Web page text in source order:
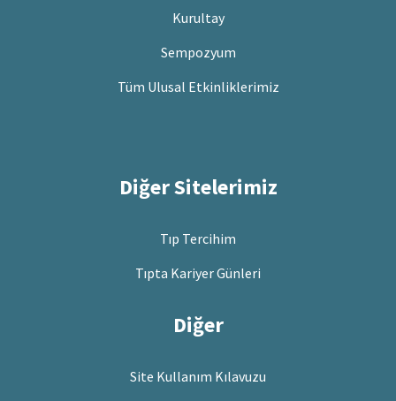
Kurultay
Sempozyum
Tüm Ulusal Etkinliklerimiz
Diğer Sitelerimiz
Tıp Tercihim
Tıpta Kariyer Günleri
Diğer
Site Kullanım Kılavuzu